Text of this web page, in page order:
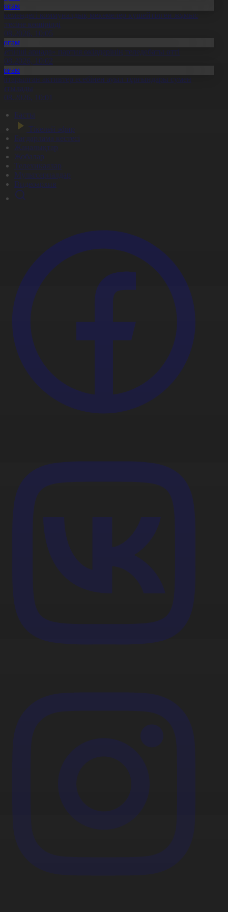
коммуналдық мекемелер күшейтілген жұмыс
көшірілді
10:05
арнада» партия өкілдерінің теледебаты өтті
10:02
активтер есебінен ауыл тұрғындары сумен
10:01
Басты
Тікелей эфир
Бағдарлама кестесі
Жаңалықтар
Жобалар
Телехикаялар
Мультсериалдар
Видеоархив